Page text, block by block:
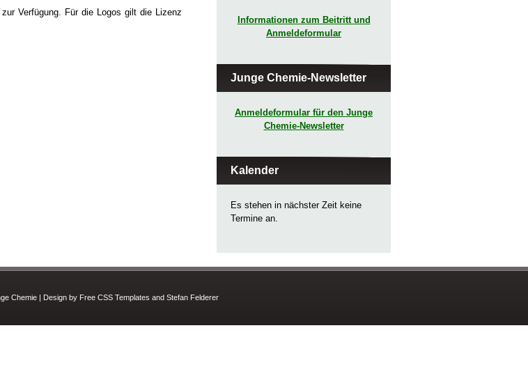
Verfügung. Für die Logos gilt die Lizenz
Informationen zum Beitritt und
Anmeldeformular
Junge Chemie-Newsletter
Anmeldeformular für den Junge
Chemie-Newsletter
Kalender
Es stehen in nächster Zeit keine
Termine an.
Chemie | Design by Free CSS Templates and Stefan Felderer